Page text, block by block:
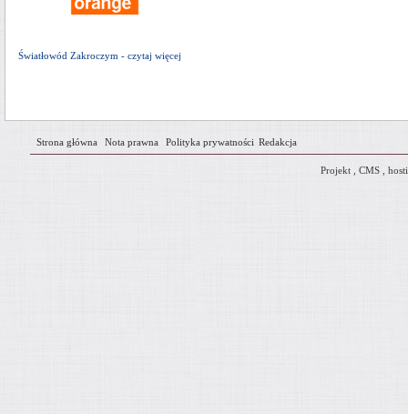
Światłowód Zakroczym - czytaj więcej
Strona główna Nota prawna Polityka prywatności Redakcja
Projekt CMS